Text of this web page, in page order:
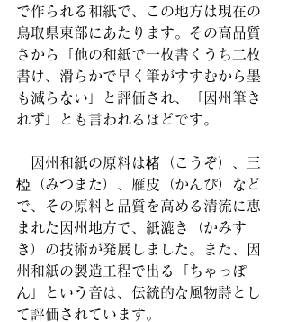
で作られる和紙で、この地方は現在の
鳥取県東部にあたります。その高品質
さから「他の和紙で一枚書くうち二枚
書け、滑らかで早く筆がすすむから墨
も減らない」と評価され、「因州筆き
れず」とも言われるほどです。
因州和紙の原料は楮（こうぞ）、三
椏（みつまた）、雁皮（かんぴ）など
で、その原料と品質を高める清流に恵
まれた因州地方で、紙漉き（かみす
き）の技術が発展しました。また、因
州和紙の製造工程で出る「ちゃっぽ
ん」という音は、伝統的な風物詩とし
て評価されています。